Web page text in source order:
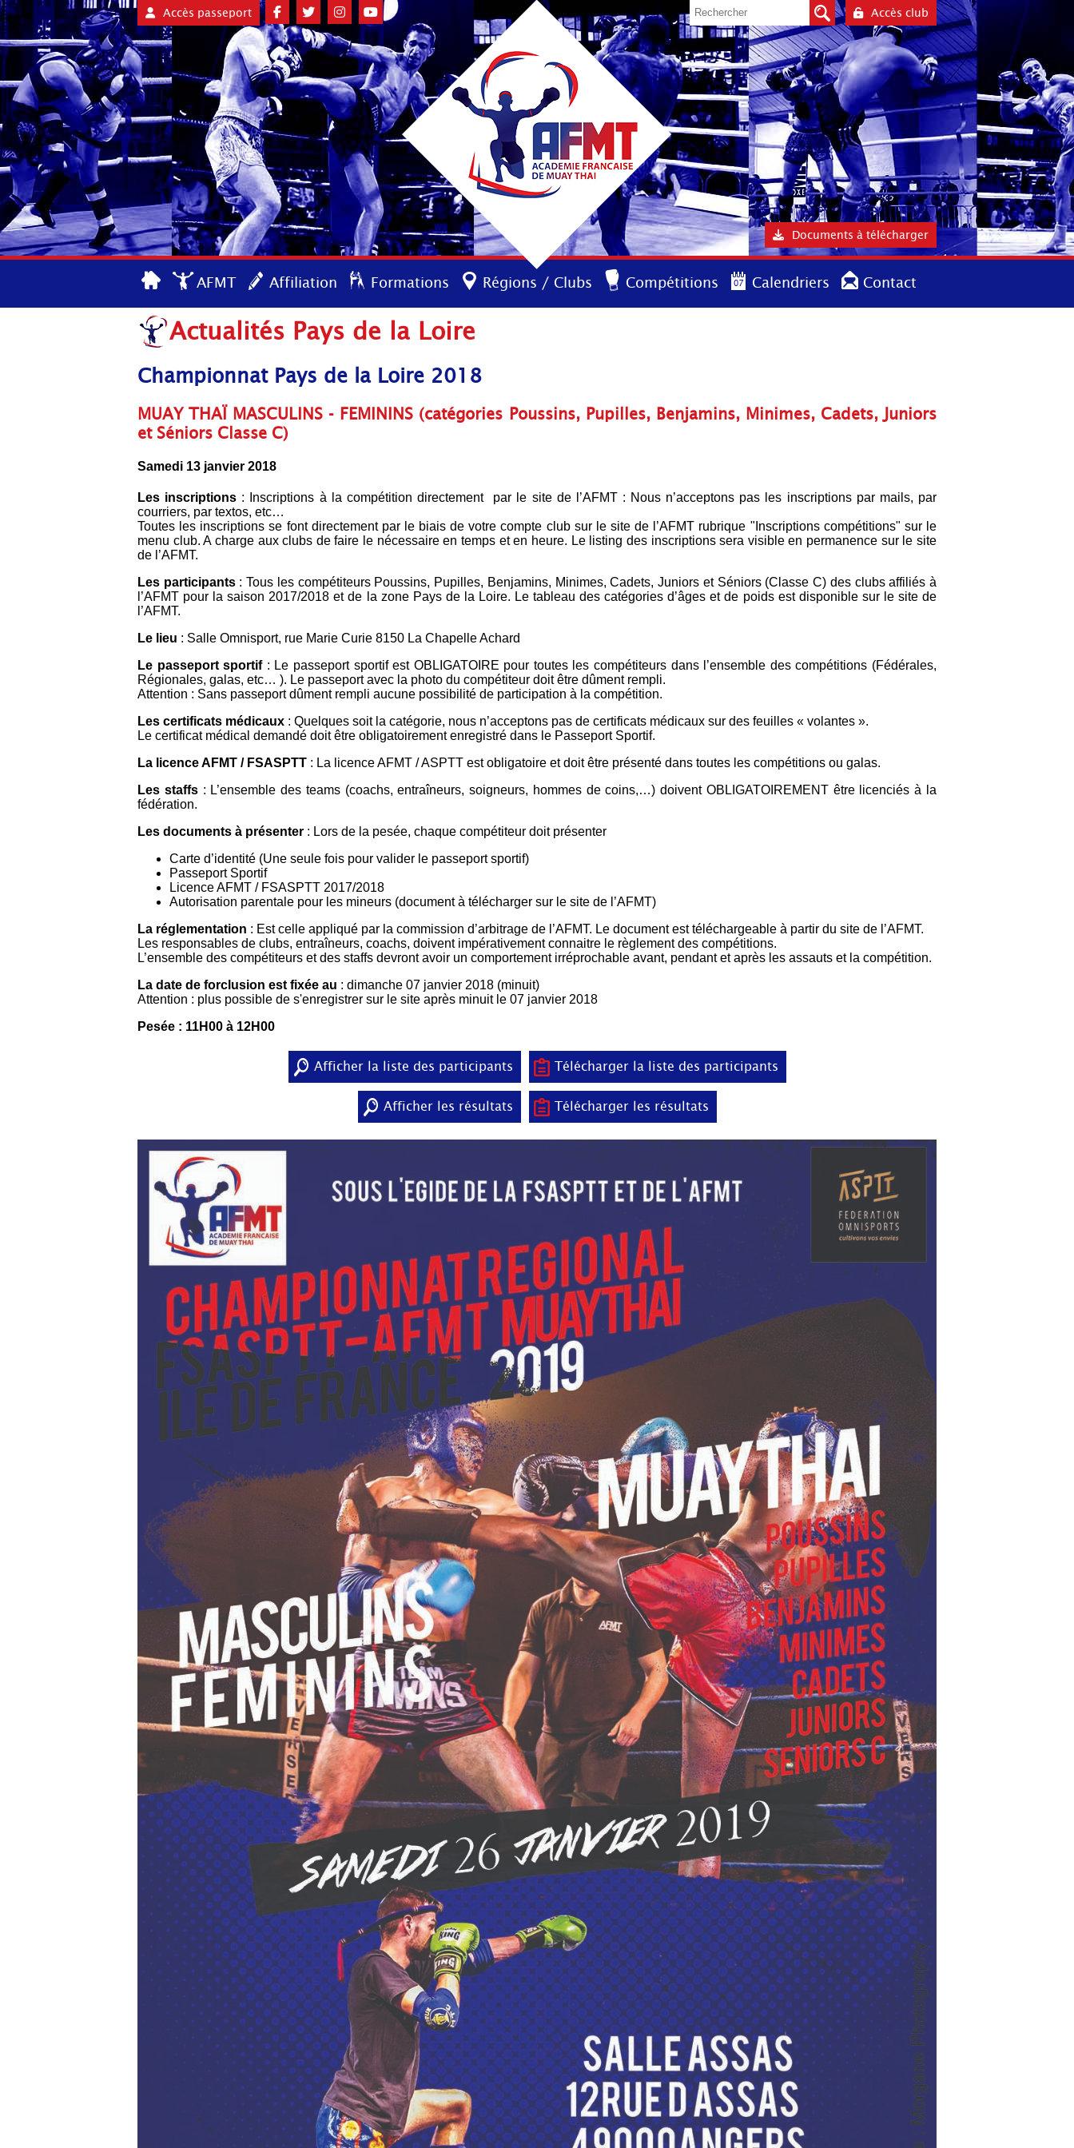
Accès passeport Accès club
Documents à télécharger
AFMT Affiliation Formations Régions / Clubs Compétitions Calendriers Contact
Actualités Pays de la Loire
Championnat Pays de la Loire 2018
MUAY THAÏ MASCULINS - FEMININS (catégories Poussins, Pupilles, Benjamins, Minimes, Cadets, Juniors
et Séniors Classe C)
Samedi 13 janvier 2018
Les inscriptions : Inscriptions à la compétition directement par le site de l’AFMT : Nous n’acceptons pas les inscriptions par mails, par
courriers, par textos, etc…
Toutes les inscriptions se font directement par le biais de votre compte club sur le site de l’AFMT rubrique "Inscriptions compétitions" sur le
menu club. A charge aux clubs de faire le nécessaire en temps et en heure. Le listing des inscriptions sera visible en permanence sur le site
de l’AFMT.
Les participants: Tous les compétiteurs Poussins, Pupilles, Benjamins, Minimes, Cadets, Juniors et Séniors (Classe C) des clubs affiliés à
l’AFMT pour la saison 2017/2018 et de la zone Pays de la Loire. Le tableau des catégories d’âges et de poids est disponible sur le site de
l’AFMT.
Le lieu : Salle Omnisport, rue Marie Curie 8150 La Chapelle Achard
Le passeport sportif: Le passeport sportif est OBLIGATOIRE pour toutes les compétiteurs dans l’ensemble des compétitions (Fédérales,
Régionales, galas, etc… ). Le passeport avec la photo du compétiteur doit être dûment rempli.
Attention : Sans passeport dûment rempli aucune possibilité de participation à la compétition.
Les certificats médicaux : Quelques soit la catégorie, nous n’acceptons pas de certificats médicaux sur des feuilles « volantes ».
Le certificat médical demandé doit être obligatoirement enregistré dans le Passeport Sportif.
La licence AFMT / FSASPTT : La licence AFMT / ASPTT est obligatoire et doit être présenté dans toutes les compétitions ou galas.
Les staffs: L’ensemble des teams (coachs, entraîneurs, soigneurs, hommes de coins,…) doivent OBLIGATOIREMENT être licenciés à la
fédération.
Les documents à présenter : Lors de la pesée, chaque compétiteur doit présenter
Carte d’identité (Une seule fois pour valider le passeport sportif)
Passeport Sportif
Licence AFMT / FSASPTT 2017/2018
Autorisation parentale pour les mineurs (document à télécharger sur le site de l’AFMT)
La réglementation : Est celle appliqué par la commission d’arbitrage de l’AFMT. Le document est téléchargeable à partir du site de l’AFMT.
Les responsables de clubs, entraîneurs, coachs, doivent impérativement connaitre le règlement des compétitions.
L’ensemble des compétiteurs et des staffs devront avoir un comportement irréprochable avant, pendant et après les assauts et la compétition.
La date de forclusion est fixée au : dimanche 07 janvier 2018 (minuit)
Attention : plus possible de s'enregistrer sur le site après minuit le 07 janvier 2018
Pesée : 11H00 à 12H00
Afficher la liste des participants Télécharger la liste des participants
Afficher les résultats Télécharger les résultats